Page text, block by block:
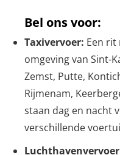
Bel ons voor:
Taxivervoer: Een rit
omgeving van Sint-
Zemst, Putte,
Rijmenam,
staan dag en nacht
verschillende